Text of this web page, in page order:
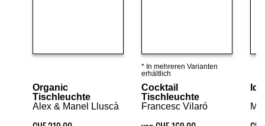
Organic
Tischleuchte
Alex & Manel Lluscà
Details ansehen
* In mehreren Varianten
erhältlich
Cocktail
Tischleuchte
Francesc Vilaró